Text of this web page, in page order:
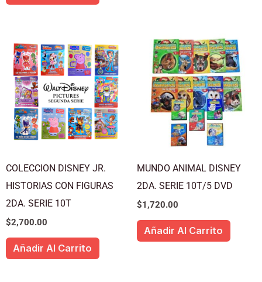
COLECCION DISNEY JR.
HISTORIAS CON FIGURAS
2DA. SERIE 10T
$2,700.00
Añadir Al Carrito
MUNDO ANIMAL DISNEY
2DA. SERIE 10T/5 DVD
$1,720.00
Añadir Al Carrito